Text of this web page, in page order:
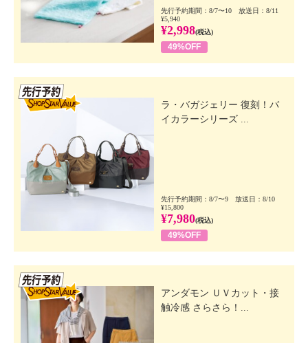
先行予約期間：8/7〜10 放送日：8/11
¥5,940
¥2,998(税込)
49%OFF
ラ・バガジェリー 復刻！バ
イカラーシリーズ ...
先行予約期間：8/7〜9 放送日：8/10
¥15,800
¥7,980(税込)
49%OFF
アンダモン ＵＶカット・接
触冷感 さらさら！...